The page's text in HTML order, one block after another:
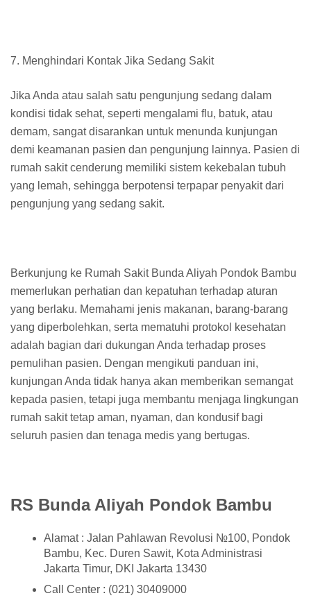
7. Menghindari Kontak Jika Sedang Sakit
Jika Anda atau salah satu pengunjung sedang dalam
kondisi tidak sehat, seperti mengalami flu, batuk, atau
demam, sangat disarankan untuk menunda kunjungan
demi keamanan pasien dan pengunjung lainnya. Pasien di
rumah sakit cenderung memiliki sistem kekebalan tubuh
yang lemah, sehingga berpotensi terpapar penyakit dari
pengunjung yang sedang sakit.
Berkunjung ke Rumah Sakit Bunda Aliyah Pondok Bambu
memerlukan perhatian dan kepatuhan terhadap aturan
yang berlaku. Memahami jenis makanan, barang-barang
yang diperbolehkan, serta mematuhi protokol kesehatan
adalah bagian dari dukungan Anda terhadap proses
pemulihan pasien. Dengan mengikuti panduan ini,
kunjungan Anda tidak hanya akan memberikan semangat
kepada pasien, tetapi juga membantu menjaga lingkungan
rumah sakit tetap aman, nyaman, dan kondusif bagi
seluruh pasien dan tenaga medis yang bertugas.
RS Bunda Aliyah Pondok Bambu
Alamat : Jalan Pahlawan Revolusi №100, Pondok
Bambu, Kec. Duren Sawit, Kota Administrasi
Jakarta Timur, DKI Jakarta 13430
Call Center : (021) 30409000